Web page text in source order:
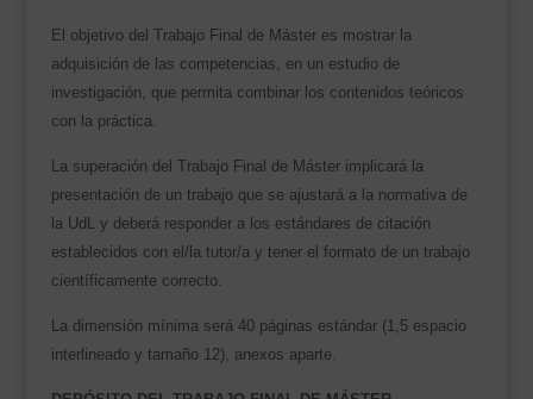
El objetivo del Trabajo Final de Máster es mostrar la
adquisición de las competencias, en un estudio de
investigación, que permita combinar los contenidos teóricos
con la práctica.
La superación del Trabajo Final de Máster implicará la
presentación de un trabajo que se ajustará a la normativa de
la UdL y deberá responder a los estándares de citación
establecidos con el/la tutor/a y tener el formato de un trabajo
científicamente correcto.
La dimensión mínima será 40 páginas estándar (1,5 espacio
interlineado y tamaño 12), anexos aparte.